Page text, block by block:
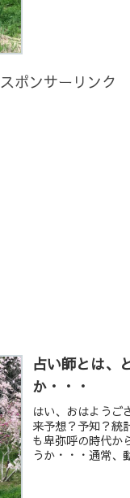
スポンサーリンク
占い師とは、
か・・・
はい、おはようご
来予想？予知？統
も卑弥呼の時代か
うか・・・通常、